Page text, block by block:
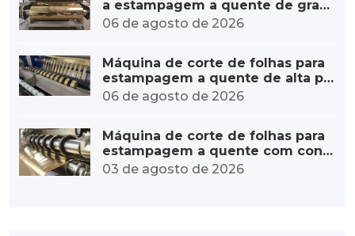
a estampagem a quente de gran
de diâmetro, personalizada para r
olos grandes.
06 de agosto de 2026
Máquina de corte de folhas para
estampagem a quente de alta pr
ecisão – erro mínimo
06 de agosto de 2026
Máquina de corte de folhas para
estampagem a quente com contr
ole de tensão estável: da tensão
precisa à qualidade excepcional.
03 de agosto de 2026